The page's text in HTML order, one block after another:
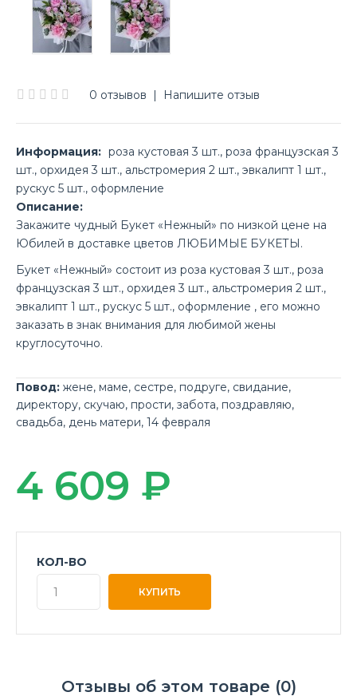
0 отзывов | Напишите отзыв
Информация: роза кустовая 3 шт., роза французская 3
шт., орхидея 3 шт., альстромерия 2 шт., эвкалипт 1 шт.,
рускус 5 шт., оформление
Описание:
Закажите чудный Букет «Нежный» по низкой цене на
Юбилей в доставке цветов ЛЮБИМЫЕ БУКЕТЫ.
Букет «Нежный» состоит из роза кустовая 3 шт., роза
французская 3 шт., орхидея 3 шт., альстромерия 2 шт.,
эвкалипт 1 шт., рускус 5 шт., оформление , его можно
заказать в знак внимания для любимой жены
круглосуточно.
Повод: жене, маме, сестре, подруге, свидание,
директору, скучаю, прости, забота, поздравляю,
свадьба, день матери, 14 февраля
4 609 ₽
КОЛ-ВО
Отзывы об этом товаре (0)